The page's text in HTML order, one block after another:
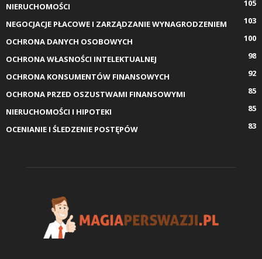
NIERUCHOMOŚCI
105
NEGOCJACJE PŁACOWE I ZARZĄDZANIE WYNAGRODZENIEM
103
OCHRONA DANYCH OSOBOWYCH
100
OCHRONA WŁASNOŚCI INTELEKTUALNEJ
98
OCHRONA KONSUMENTÓW FINANSOWYCH
92
OCHRONA PRZED OSZUSTWAMI FINANSOWYMI
85
NIERUCHOMOŚCI I HIPOTEKI
85
OCENIANIE I ŚLEDZENIE POSTĘPÓW
83